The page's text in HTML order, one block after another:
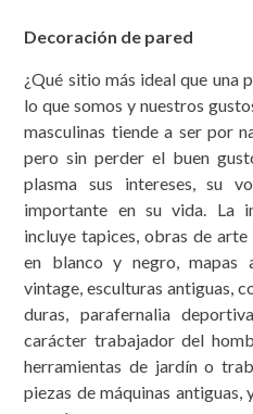
Decoración de pared
¿Qué sitio más ideal que una
lo que somos y nuestros
masculinas tiende a ser por
pero sin perder el buen
plasma sus intereses, su
importante en su vida. La
incluye tapices, obras de
en blanco y negro, mapas
vintage, esculturas antiguas,
duras, parafernalia
carácter trabajador del
herramientas de jardín o
piezas de máquinas